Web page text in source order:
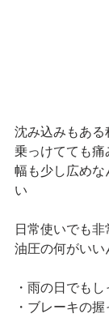
沈み込みもある
乗っけてても
幅も少し広めな
い
日常使いでも
油圧の何がいい
・雨の日でも
・ブレーキの